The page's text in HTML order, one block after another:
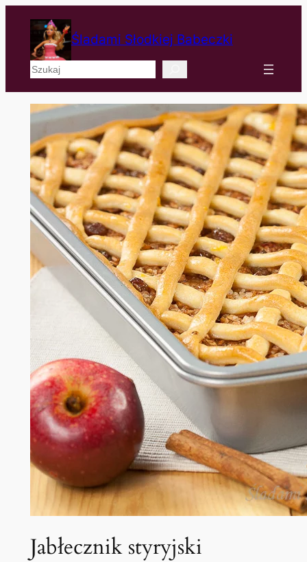
Śladami Słodkiej Babeczki
Szukaj
Jabłecznik styryjski